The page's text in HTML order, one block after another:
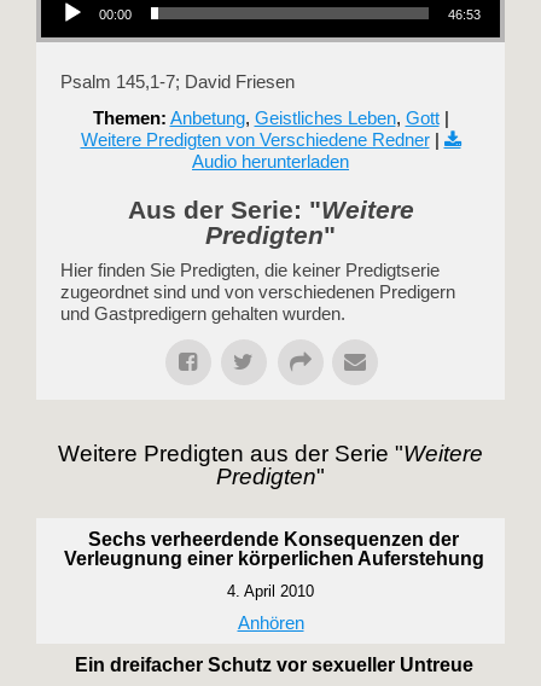
00:00 46:53
Psalm 145,1-7; David Friesen
Themen: Anbetung, Geistliches Leben, Gott|
Weitere Predigten von Verschiedene Redner|
Audio herunterladen
Aus der Serie: "Weitere
Predigten"
Hier finden Sie Predigten, die keiner Predigtserie
zugeordnet sind und von verschiedenen Predigern
und Gastpredigern gehalten wurden.
Weitere Predigten aus der Serie "Weitere
Predigten"
Sechs verheerdende Konsequenzen der
Verleugnung einer körperlichen Auferstehung
4. April 2010
Anhören
Ein dreifacher Schutz vor sexueller Untreue